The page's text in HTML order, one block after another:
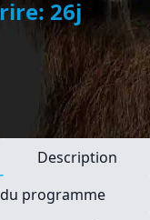
26j
Description
programme